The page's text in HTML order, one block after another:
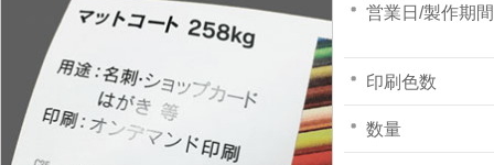
営業日/製作期間
印刷色数
数量